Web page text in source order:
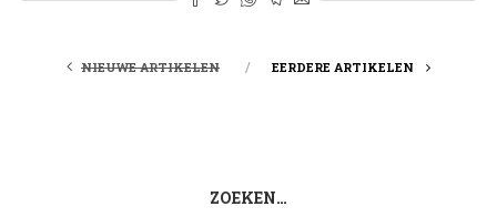
NIEUWE ARTIKELEN EERDERE ARTIKELEN
ZOEKEN…